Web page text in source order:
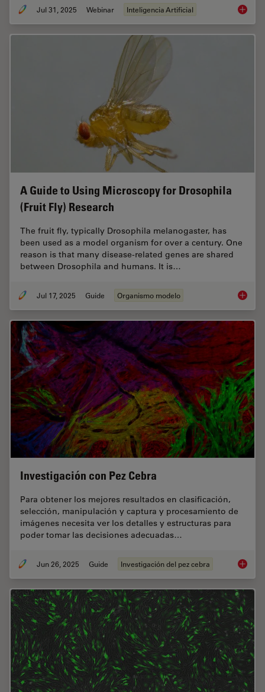
Jul 31, 2025 Webinar Inteligencia Artificial
A Guide to Using Microscopy for Drosophila
(Fruit Fly) Research
The fruit fly, typically Drosophila melanogaster, has
been used as a model organism for over a century. One
reason is that many disease-related genes are shared
between Drosophila and humans. It is…
Jul 17, 2025 Guide Organismo modelo A
Investigación con Pez Cebra
Para obtener los mejores resultados en clasificación,
selección, manipulación y captura y procesamiento de
imágenes necesita ver los detalles y estructuras para
poder tomar las decisiones adecuadas…
Jun 26, 2025 Guide Investigación del pez cebra